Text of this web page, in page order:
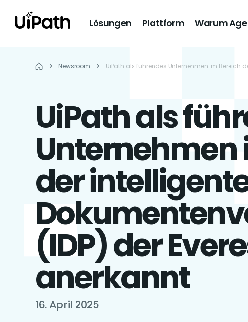
Lösungen Plattform Warum
Newsroom UiPath als führendes Unternehmen im Bereich
UiPath als
Unternehmen
der
(IDP) der
anerkannt
16. April 2025